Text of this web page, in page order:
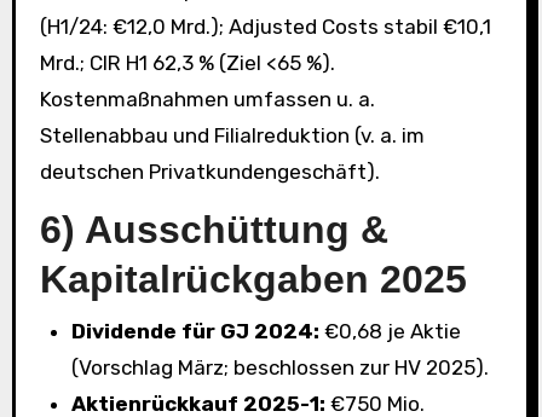
(H1/24: €12,0 Mrd.); Adjusted Costs stabil €10,1
Mrd.; CIR H1 62,3 % (Ziel <65 %).
Kostenmaßnahmen umfassen u. a.
Stellenabbau und Filialreduktion (v. a. im
deutschen Privatkundengeschäft).
6) Ausschüttung &
Kapitalrückgaben 2025
Dividende für GJ 2024: €0,68 je Aktie
(Vorschlag März; beschlossen zur HV 2025).
Aktienrückkauf 2025-1: €750 Mio.